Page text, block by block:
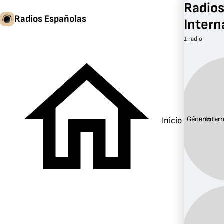
Radios Españolas
Inicio
1 radio
Género: